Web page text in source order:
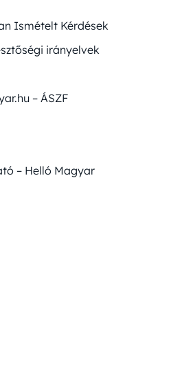
Ismételt Kérdések
irányelvek
– ÁSZF
– Helló Magyar